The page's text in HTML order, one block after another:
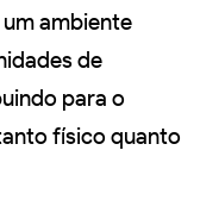
ambiente
de
para o
físico quanto